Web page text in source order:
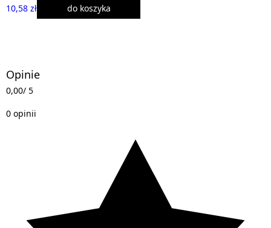
10,58 zł do koszyka
Opinie
0,00/ 5
0 opinii